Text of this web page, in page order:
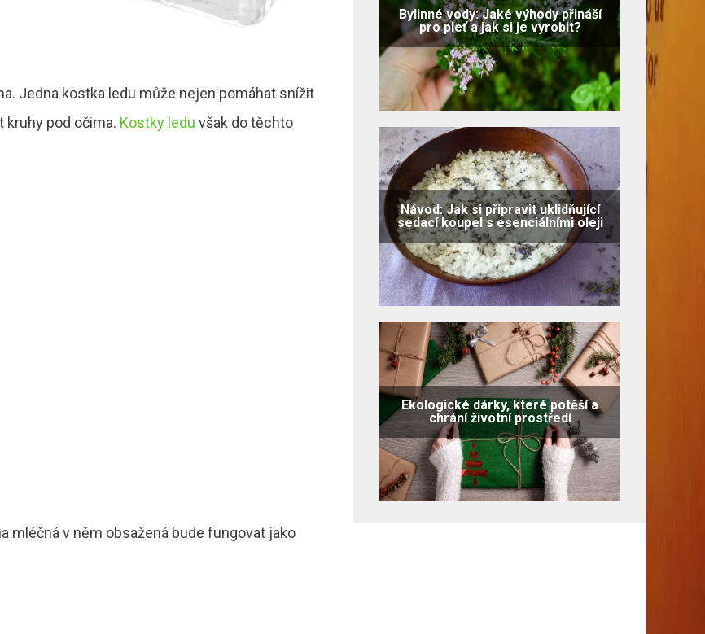
Jedna kostka ledu může nejen pomáhat snížit
kruhy pod očima. Kostky ledu však do těchto
mléčná v něm obsažená bude fungovat jako
Bylinné vody: Jaké výhody přináší
pro pleť a jak si je vyrobit?
Návod: Jak si připravit uklidňující
sedací koupel s esenciálními oleji
Ekologické dárky, které potěší a
chrání životní prostředí